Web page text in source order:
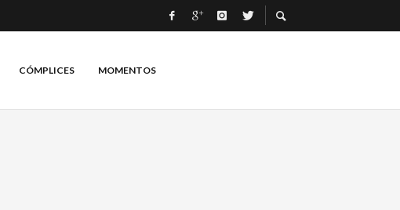
CÓMPLICES MOMENTOS